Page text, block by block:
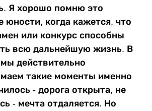
Я хорошо помню это
юности, когда кажется, что
или конкурс способны
всю дальнейшую жизнь. В
мы действительно
такие моменты именно
- дорога открыта, не
- мечта отдаляется. Но